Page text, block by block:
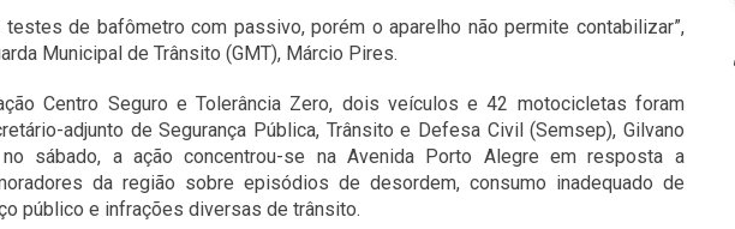
testes de bafômetro com passivo, porém o aparelho não permite contabilizar”,
Municipal de Trânsito (GMT), Márcio Pires.
Centro Seguro e Tolerância Zero, dois veículos e 42 motocicletas foram
adjunto de Segurança Pública, Trânsito e Defesa Civil (Semsep), Gilvano
sábado, a ação concentrou-se na Avenida Porto Alegre em resposta a
da região sobre episódios de desordem, consumo inadequado de
público e infrações diversas de trânsito.